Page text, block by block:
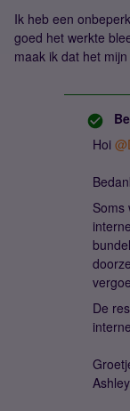
Ik heb een
goed het werkte
maak ik dat het
Hoi
Soms
De
Ashley